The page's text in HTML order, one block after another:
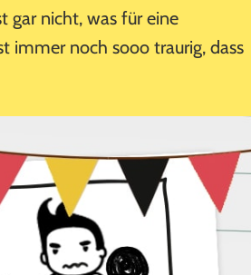
gar nicht, was für eine
immer noch sooo traurig, dass